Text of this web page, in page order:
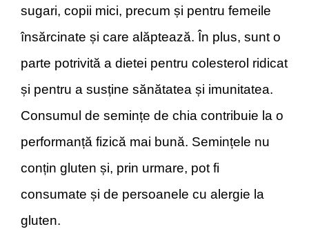
sugari, copii mici, precum și pentru femeile
însărcinate și care alăptează. În plus, sunt o
parte potrivită a dietei pentru colesterol ridicat
și pentru a susține sănătatea și imunitatea.
Consumul de semințe de chia contribuie la o
performanță fizică mai bună. Semințele nu
conțin gluten și, prin urmare, pot fi
consumate și de persoanele cu alergie la
gluten.